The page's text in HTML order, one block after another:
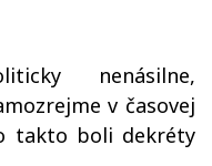
nenásilne,
v časovej
takto boli dekréty